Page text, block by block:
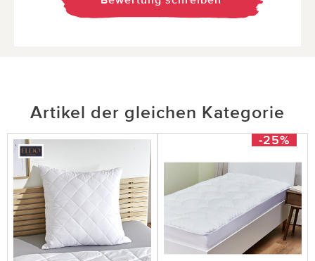
Artikel der gleichen Kategorie
-25%